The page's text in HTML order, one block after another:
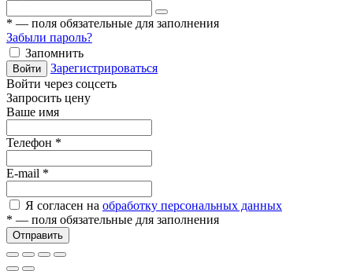
* — поля обязательные для заполнения
Забыли пароль?
Запомнить
Войти
Зарегистрироваться
Войти через соцсеть
Запросить цену
Ваше имя
Телефон *
E-mail *
Я согласен на обработку персональных данных
* — поля обязательные для заполнения
Отправить